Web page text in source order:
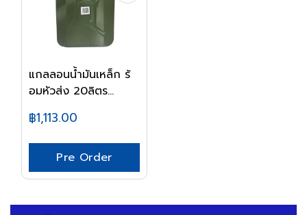
แกลลอนน้ำมันเหล็ก ร้
อมหัวส่ง 20ลิตร...
฿1,113.00
Pre Order